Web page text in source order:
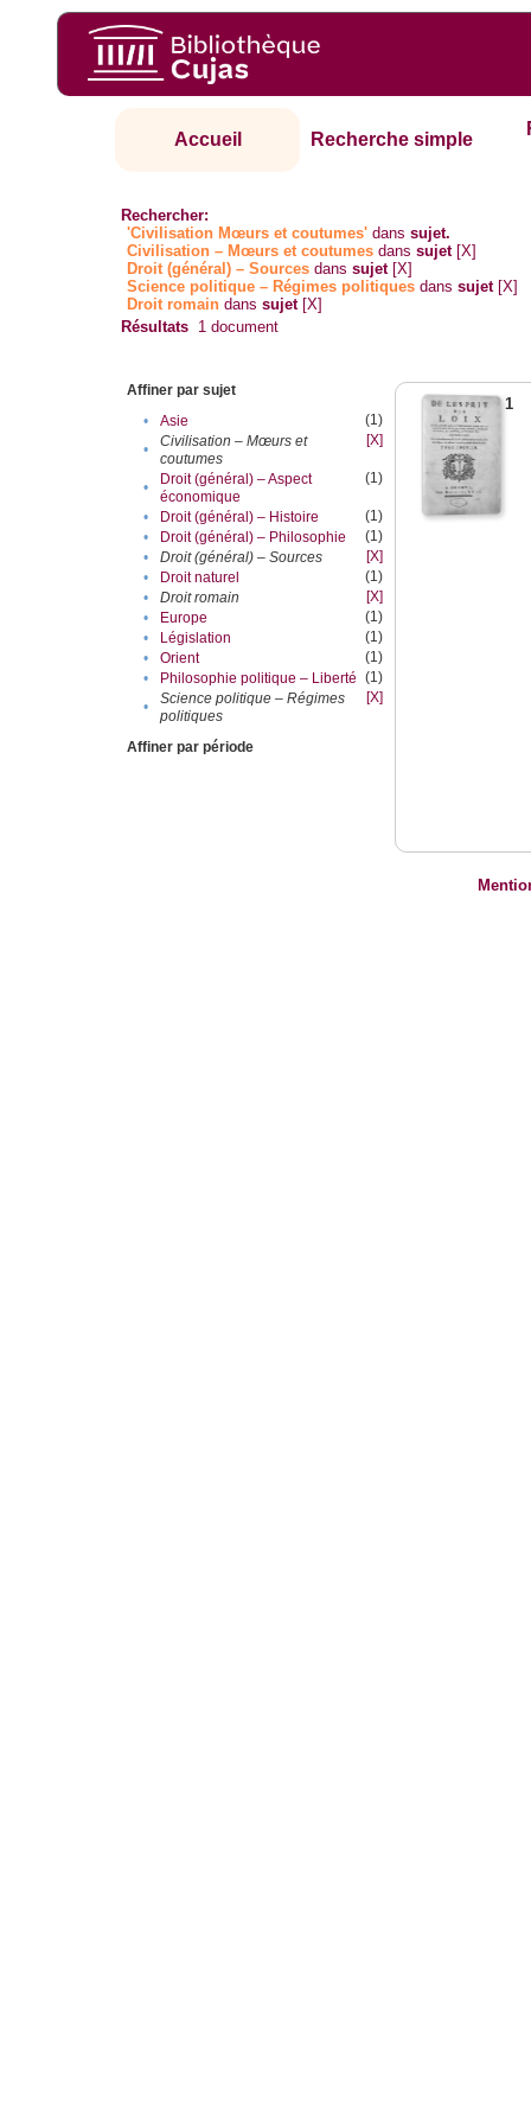
Accueil Recherche simple
Rechercher:
'Civilisation Mœurs et coutumes' danssujet.
Civilisation – Mœurs et coutumes danssujet [X]
Droit (général) – Sources danssujet [X]
Science politique – Régimes politiques danssujet [X]
Droit romain danssujet [X]
Résultats 1 document
Affiner par sujet
•
Asie
(1)
•
Civilisation – Mœurs et
coutumes
[X]
•
Droit (général) – Aspect
économique
(1)
• Droit (général) – Histoire
(1)
•
Droit (général) – Philosophie
(1)
•
Droit (général) – Sources
[X]
•
Droit naturel
(1)
•
Droit romain
[X]
•
Europe
(1)
•
Législation
(1)
•
Orient
(1)
•
Philosophie politique – Liberté (1)
•
Science politique – Régimes
politiques
[X]
Affiner par période
1